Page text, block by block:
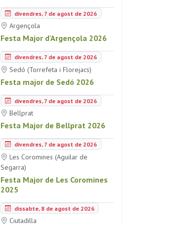
divendres, 7 de agost de 2026
Argençola
Festa Major d'Argençola 2026
divendres, 7 de agost de 2026
Sedó (Torrefeta i Florejacs)
Festa major de Sedó 2026
divendres, 7 de agost de 2026
Bellprat
Festa Major de Bellprat 2026
divendres, 7 de agost de 2026
Les Coromines (Aguilar de
Segarra)
Festa Major de Les Coromines
2025
dissabte, 8 de agost de 2026
Ciutadilla